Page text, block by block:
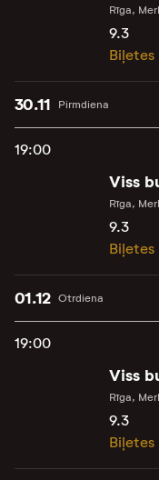
Rīga,
9.3
Biļetes
Pirmdiena
30.11
19:00
Viss
Rīga,
9.3
Biļetes
Otrdiena
01.12
19:00
Viss
Rīga,
9.3
Biļetes